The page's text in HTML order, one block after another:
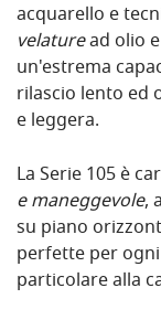
acquarello e
velaturead olio
un'estrema
rilascio lento ed
e leggera.
La Serie 105 è
e maneggevole,
su piano
perfette per
particolare alla